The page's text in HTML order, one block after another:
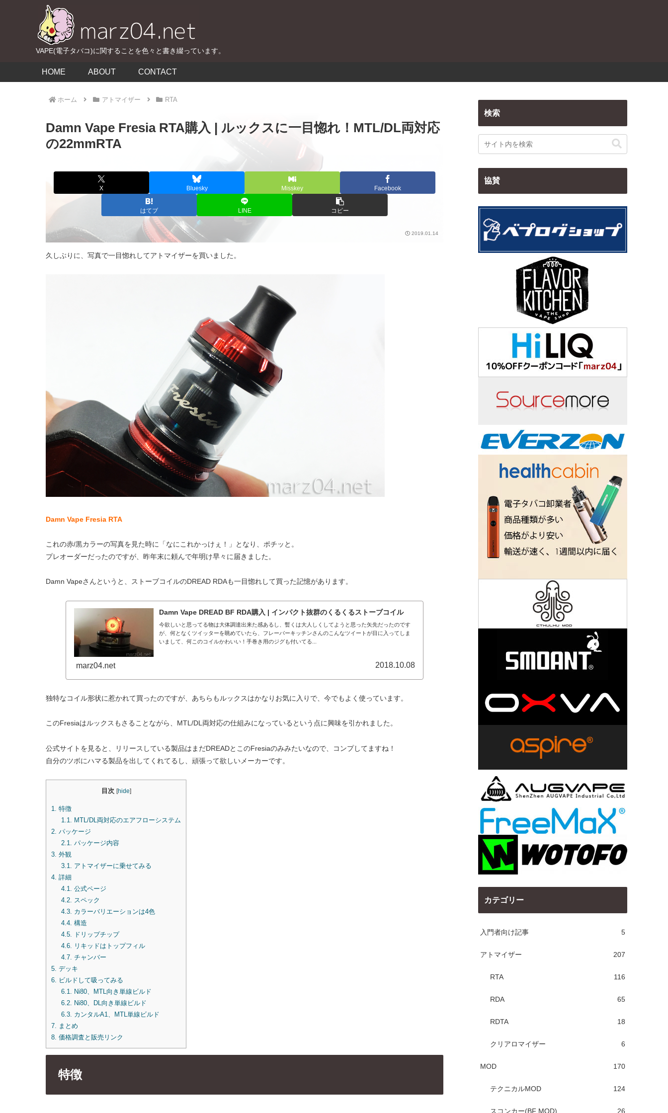
VAPE(電子タバコ)に関することを色々と書き綴っています。
HOME ABOUT CONTACT
ホーム アトマイザー RTA
Damn Vape Fresia RTA購入 | ルックスに一目惚れ！MTL/DL両対応
の22mmRTA
X Bluesky Misskey Facebook
はてブ LINE コピー
2019.01.14
久しぶりに、写真で一目惚れしてアトマイザーを買いました。
Damn Vape Fresia RTA
これの赤/黒カラーの写真を見た時に「なにこれかっけぇ！」となり、ポチッと。
プレオーダーだったのですが、昨年末に頼んで年明け早々に届きました。
Damn Vapeさんというと、ストーブコイルのDREAD RDAも一目惚れして買った記憶があります。
Damn Vape DREAD BF RDA購入 | インパクト抜群のくるくるストーブコイル
今欲しいと思ってる物は大体調達出来た感あるし、暫くは大人しくしてようと思った矢先だったのです
が、何となくツイッターを眺めていたら、フレーバーキッチンさんのこんなツイートが目に入ってしま
いまして、何このコイルかわいい！手巻き用のジグも付いてる...
marz04.net 2018.10.08
独特なコイル形状に惹かれて買ったのですが、あちらもルックスはかなりお気に入りで、今でもよく使っています。
このFresiaはルックスもさることながら、MTL/DL両対応の仕組みになっているという点に興味を引かれました。
公式サイトを見ると、リリースしている製品はまだDREADとこのFresiaのみみたいなので、コンプしてますね！
自分のツボにハマる製品を出してくれてるし、頑張って欲しいメーカーです。
目次 [hide]
1. 特徴
1.1. MTL/DL両対応のエアフローシステム
2. パッケージ
2.1. パッケージ内容
3. 外観
3.1. アトマイザーに乗せてみる
4. 詳細
4.1. 公式ページ
4.2. スペック
4.3. カラーバリエーションは4色
4.4. 構造
4.5. ドリップチップ
4.6. リキッドはトップフィル
4.7. チャンバー
5. デッキ
6. ビルドして吸ってみる
6.1. Ni80、MTL向き単線ビルド
6.2. Ni80、DL向き単線ビルド
6.3. カンタルA1、MTL単線ビルド
7. まとめ
8. 価格調査と販売リンク
特徴
検索
協賛
カテゴリー
入門者向け記事 5
アトマイザー 207
RTA 116
RDA 65
RDTA 18
クリアロマイザー 6
MOD 170
テクニカルMOD 124
スコンカー(BF MOD) 26